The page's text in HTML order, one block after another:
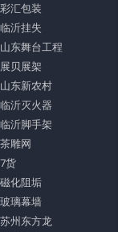
彩汇包装
临沂挂失
山东舞台工程
展贝展架
山东新农村
临沂灭火器
临沂脚手架
茶雕网
7货
磁化阻垢
玻璃幕墙
苏州东方龙